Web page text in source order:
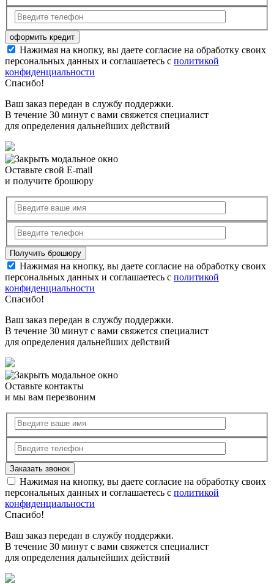
Нажимая на кнопку, вы даете согласие на обработку своих
персональных данных и соглашаетесь с политикой
конфиденциальности
Спасибо!
Ваш заказ передан в службу поддержки.
В течение 30 минут с вами свяжется специалист
для определения дальнейших действий
Оставьте свой E-mail
и получите брошюру
Нажимая на кнопку, вы даете согласие на обработку своих
персональных данных и соглашаетесь с политикой
конфиденциальности
Спасибо!
Ваш заказ передан в службу поддержки.
В течение 30 минут с вами свяжется специалист
для определения дальнейших действий
Оставьте контакты
и мы вам перезвоним
Нажимая на кнопку, вы даете согласие на обработку своих
персональных данных и соглашаетесь с политикой
конфиденциальности
Спасибо!
Ваш заказ передан в службу поддержки.
В течение 30 минут с вами свяжется специалист
для определения дальнейших действий